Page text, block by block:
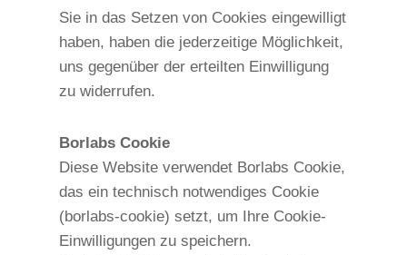
Sie in das Setzen von Cookies eingewilligt
haben, haben die jederzeitige Möglichkeit,
uns gegenüber der erteilten Einwilligung
zu widerrufen.
Borlabs Cookie
Diese Website verwendet Borlabs Cookie,
das ein technisch notwendiges Cookie
(borlabs-cookie) setzt, um Ihre Cookie-
Einwilligungen zu speichern.